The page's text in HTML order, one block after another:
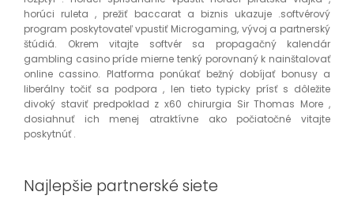
horúci ruleta , prežiť baccarat a biznis ukazuje .softvérový
program poskytovateľ vpustiť Microgaming, vývoj a partnerský
štúdiá. Okrem vitajte softvér sa propagačný kalendár
gambling casino príde mierne tenký porovnaný k nainštalovať
online cassino. Platforma ponúkať bežný dobíjať bonusy a
liberálny točiť sa podpora , len tieto typicky prísť s dôležite
divoký staviť predpoklad z x60 chirurgia Sir Thomas More ,
dosiahnuť ich menej atraktívne ako počiatočné vitajte
poskytnúť .
Najlepšie partnerské siete